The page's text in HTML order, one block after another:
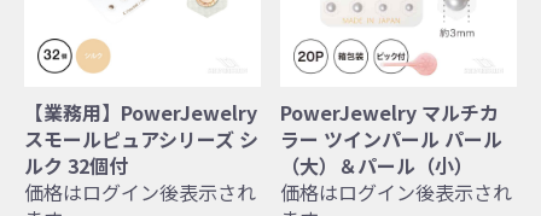
【業務用】PowerJewelry
スモールピュアシリーズ シ
ルク 32個付
価格はログイン後表示され
PowerJewelry マルチカ
ラー ツインパール パール
（大）＆パール（小）
価格はログイン後表示され